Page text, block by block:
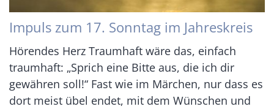
Impuls zum 17. Sonntag im Jahreskreis
Hörendes Herz Traumhaft wäre das, einfach
traumhaft: „Sprich eine Bitte aus, die ich dir
gewähren soll!“ Fast wie im Märchen, nur dass es
dort meist übel endet, mit dem Wünschen und